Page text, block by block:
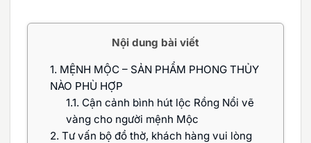
Nội dung bài viết
1. MỆNH MỘC – SẢN PHẨM PHONG THỦY
NÀO PHÙ HỢP
1.1. Cận cảnh bình hút lộc Rồng Nổi vẽ
vàng cho người mệnh Mộc
2. Tư vấn bộ đồ thờ, khách hàng vui lòng